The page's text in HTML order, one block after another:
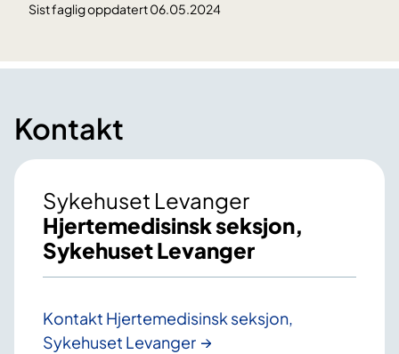
Sist faglig oppdatert 06.05.2024
Kontakt
Sykehuset Levanger
Hjertemedisinsk seksjon,
Sykehuset Levanger
Kontakt Hjertemedisinsk seksjon,
Sykehuset Levanger